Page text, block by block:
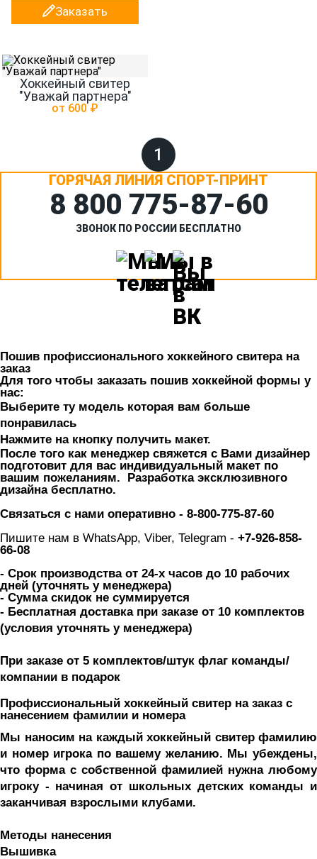
Заказать
Хоккейный свитер
"Уважай партнера"
от 600 ₽
1
ГОРЯЧАЯ ЛИНИЯ СПОРТ-ПРИНТ
8 800 775‑87-60
ЗВОНОК ПО РОССИИ БЕСПЛАТНО
Пошив профиссионального хоккейного свитера на
заказ
Для того чтобы заказать пошив хоккейной формы у
нас:
Выберите ту модель которая вам больше
понравилась
Нажмите на кнопку получить макет.
После того как менеджер свяжется с Вами дизайнер
подготовит для вас индивидуальный макет по
вашим пожеланиям.  Разработка эксклюзивного
дизайна бесплатно.
Связаться с нами оперативно - 8-800-775-87-60
Пишите нам в WhatsApp, Viber, Telegram - +7-926-858-
66-08
- Срок производства от 24-х часов до 10 рабочих
дней (уточнять у менеджера)
- Сумма скидок не суммируется
(условия уточнять у менеджера)
При заказе от 5 комплектов/штук флаг команды/
компании в подарок
Профиссиональный хоккейный свитер на заказ с
нанесением фамилии и номера
Мы наносим на каждый хоккейный свитер фамилию
и номер игрока по вашему желанию. Мы убеждены,
что форма с собственной фамилией нужна любому
игроку - начиная от школьных детских команды и
заканчивая взрослыми клубами.
Методы нанесения
Вышивка